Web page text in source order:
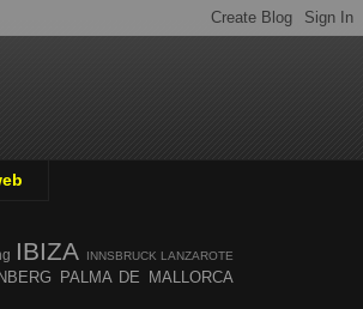
IBIZA INNSBRUCK LANZAROTE
PALMA DE MALLORCA